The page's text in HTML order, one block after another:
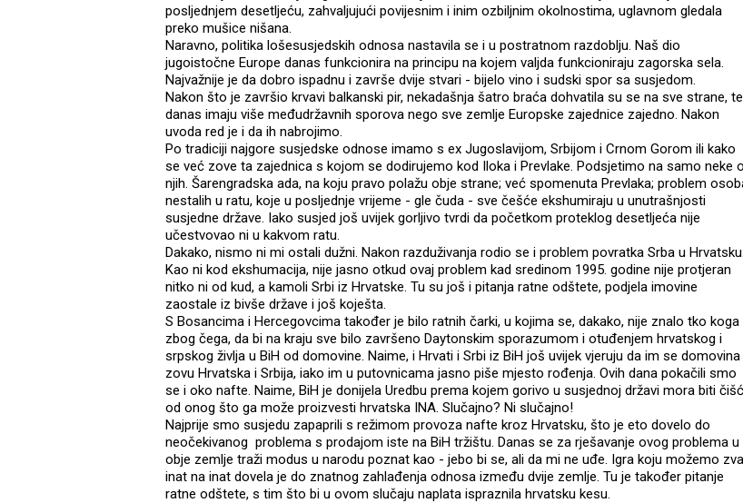
posljednjem desetljeću, zahvaljujući povijesnim i inim ozbiljnim okolnostima, uglavnom gledala
preko mušice nišana.
Naravno, politika lošesusjedskih odnosa nastavila se i u postratnom razdoblju. Naš dio
jugoistočne Europe danas funkcionira na principu na kojem valjda funkcioniraju zagorska sela.
Najvažnije je da dobro ispadnu i završe dvije stvari - bijelo vino i sudski spor sa susjedom.
Nakon što je završio krvavi balkanski pir, nekadašnja šatro braća dohvatila su se na sve strane, te
danas imaju više međudržavnih sporova nego sve zemlje Europske zajednice zajedno. Nakon
uvoda red je i da ih nabrojimo.
Po tradiciji najgore susjedske odnose imamo s ex Jugoslavijom, Srbijom i Crnom Gorom ili kako
se već zove ta zajednica s kojom se dodirujemo kod Iloka i Prevlake. Podsjetimo na samo neke
njih. Šarengradska ada, na koju pravo polažu obje strane; već spomenuta Prevlaka; problem
nestalih u ratu, koje u posljednje vrijeme - gle čuda - sve češće ekshumiraju u unutrašnjosti
susjedne države. Iako susjed još uvijek gorljivo tvrdi da početkom proteklog desetljeća nije
učestvovao ni u kakvom ratu.
Dakako, nismo ni mi ostali dužni. Nakon razduživanja rodio se i problem povratka Srba u Hrvatsku.
Kao ni kod ekshumacija, nije jasno otkud ovaj problem kad sredinom 1995. godine nije protjeran
nitko ni od kud, a kamoli Srbi iz Hrvatske. Tu su još i pitanja ratne odštete, podjela imovine
zaostale iz bivše države i još koješta.
S Bosancima i Hercegovcima također je bilo ratnih čarki, u kojima se, dakako, nije znalo tko koga
zbog čega, da bi na kraju sve bilo završeno Daytonskim sporazumom i otuđenjem hrvatskog i
srpskog življa u BiH od domovine. Naime, i Hrvati i Srbi iz BiH još uvijek vjeruju da im se domovina
zovu Hrvatska i Srbija, iako im u putovnicama jasno piše mjesto rođenja. Ovih dana pokačili smo
se i oko nafte. Naime, BiH je donijela Uredbu prema kojem gorivo u susjednoj državi mora biti
od onog što ga može proizvesti hrvatska INA. Slučajno? Ni slučajno!
Najprije smo susjedu zapaprili s režimom provoza nafte kroz Hrvatsku, što je eto dovelo do
neočekivanog problema s prodajom iste na BiH tržištu. Danas se za rješavanje ovog problema u
obje zemlje traži modus u narodu poznat kao - jebo bi se, ali da mi ne uđe. Igra koju možemo
inat na inat dovela je do znatnog zahlađenja odnosa između dvije zemlje. Tu je također pitanje
ratne odštete, s tim što bi u ovom slučaju naplata ispraznila hrvatsku kesu.